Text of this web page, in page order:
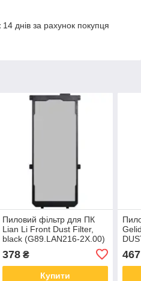
днів за рахунок покупця
Пиловий фільтр для ПК
Lian Li Front Dust Filter,
black (G89.LAN216-2X.00)
378₴
Купити
467